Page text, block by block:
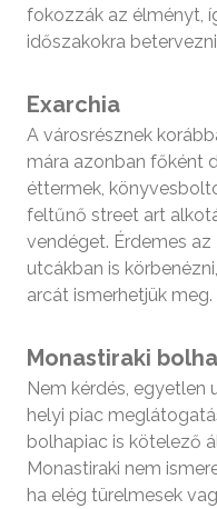
fokozzák az élményt,
időszakokra
Exarchia
A városrésznek
mára azonban főként
éttermek,
feltűnő street art
vendéget. Érdemes
utcákban is
arcát ismerhetjük meg.
Monastiraki
Nem kérdés, egyetlen
helyi piac
bolhapiac is kötelező
Monastiraki nem
ha elég türelmesek